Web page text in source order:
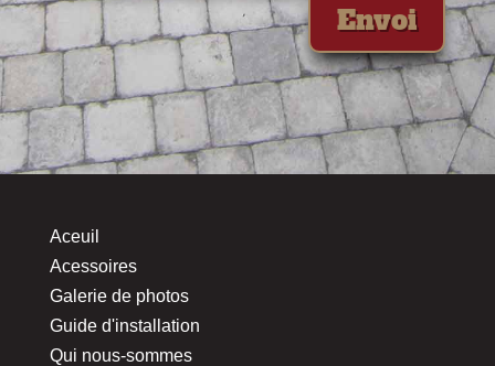
Envoi
Aceuil
Acessoires
Galerie de photos
Guide d'installation
Qui nous-sommes